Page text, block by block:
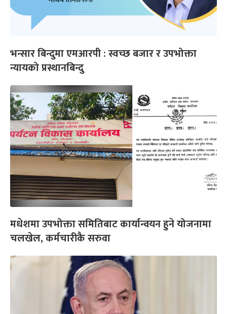
भन्सार बिन्दुमा एमआरपी : स्वच्छ बजार र उपभोक्ता
न्यायको प्रस्थानबिन्दु
मधेशमा उपभोक्ता समितिबाट कार्यान्वयन हुने योजनामा
चलखेल, कर्मचारीकै सरुवा